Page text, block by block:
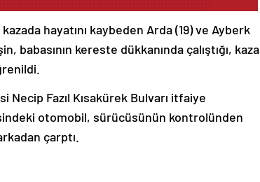
hayatını kaybeden Arda (19) ve Ayberk
babasının kereste dükkanında çalıştığı, kaza
Necip Fazıl Kısakürek Bulvarı itfaiye
otomobil, sürücüsünün kontrolünden
çarptı.